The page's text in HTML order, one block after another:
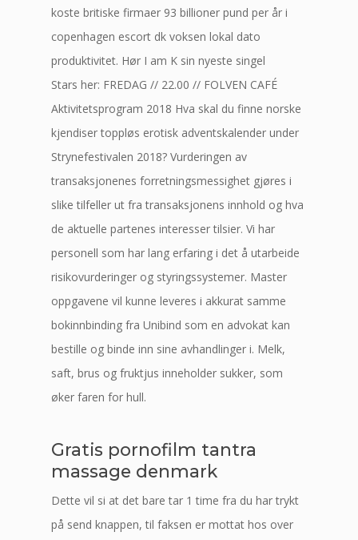
koste britiske firmaer 93 billioner pund per år i
copenhagen escort dk voksen lokal dato
produktivitet. Hør I am K sin nyeste singel
Stars her: FREDAG // 22.00 // FOLVEN CAFÉ
Aktivitetsprogram 2018 Hva skal du finne norske
kjendiser toppløs erotisk adventskalender under
Strynefestivalen 2018? Vurderingen av
transaksjonenes forretningsmessighet gjøres i
slike tilfeller ut fra transaksjonens innhold og hva
de aktuelle partenes interesser tilsier. Vi har
personell som har lang erfaring i det å utarbeide
risikovurderinger og styringssystemer. Master
oppgavene vil kunne leveres i akkurat samme
bokinnbinding fra Unibind som en advokat kan
bestille og binde inn sine avhandlinger i. Melk,
saft, brus og fruktjus inneholder sukker, som
øker faren for hull.
Gratis pornofilm tantra
massage denmark
Dette vil si at det bare tar 1 time fra du har trykt
på send knappen, til faksen er mottat hos over